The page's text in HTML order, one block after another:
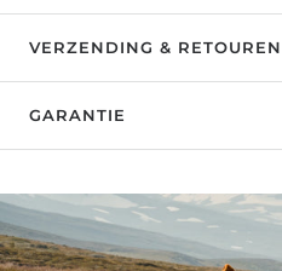
VERZENDING & RETOUREN
GARANTIE